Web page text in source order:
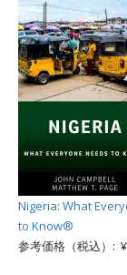
Nigeria: What
to Know®
参考価格（税込）: